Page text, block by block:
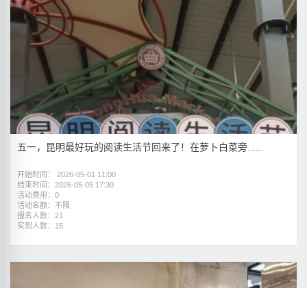
五一，昆明最好玩的阅读生活节回来了！在萝卜白菜旁......
开始时间： 2026-05-01 11:00
结束时间：2026-05-05 17:30
活动费用：0
活动名额：不限
报名人数：21
实到人数：15